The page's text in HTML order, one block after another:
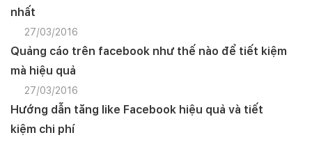
nhất
27/03/2016
Quảng cáo trên facebook như thế nào để tiết kiệm
mà hiệu quả
27/03/2016
Hướng dẫn tăng like Facebook hiệu quả và tiết
kiệm chi phí